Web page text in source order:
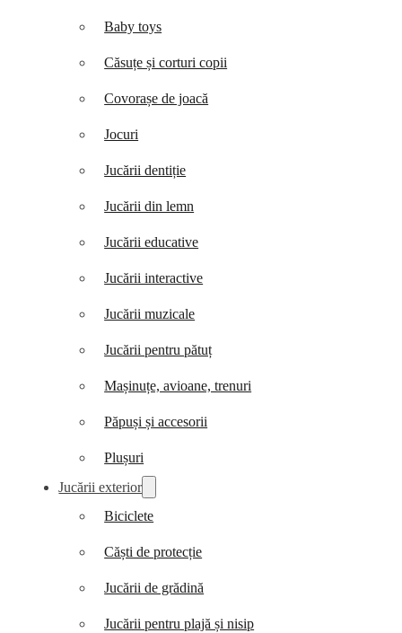
Baby toys
Căsuțe și corturi copii
Covorașe de joacă
Jocuri
Jucării dentiție
Jucării din lemn
Jucării educative
Jucării interactive
Jucării muzicale
Jucării pentru pătuț
Mașinuțe, avioane, trenuri
Păpuși și accesorii
Plușuri
Jucării exterior
Biciclete
Căști de protecție
Jucării de grădină
Jucării pentru plajă și nisip